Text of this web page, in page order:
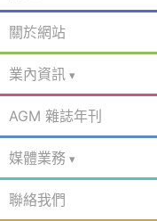
關於網站
業內資訊
AGM 雜誌年刊
媒體業務
聯絡我們